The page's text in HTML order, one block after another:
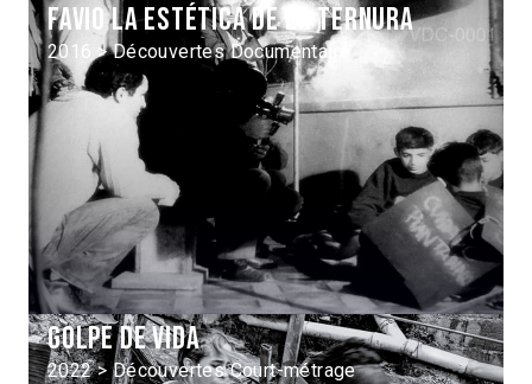
Favio la estética de la ternura
2016 > Découvertes Documentaire
Golpe de vida
2022 > Découvertes Court-métrage